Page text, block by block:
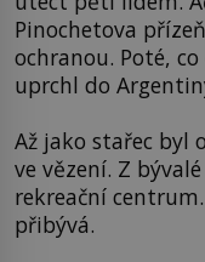
Pinochetova
ochranou. Poté,
uprchl do
Až jako stařec byl
ve vězení. Z
rekreační
přibývá.